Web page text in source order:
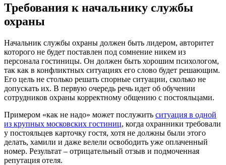
Требования к начальнику службы
охраны
Начальник службы охраны должен быть лидером, авторитет
которого не будет поставлен под сомнение никем из
персонала гостиницы. Он должен быть хорошим психологом,
так как в конфликтных ситуациях его слово будет решающим.
Его цель не столько решать спорные ситуации, сколько не
допускать их. В первую очередь речь идет об обучении
сотрудников охраны корректному общению с постояльцами.
Примером «как не надо» может послужить ситуация в одной
из крупных московских гостиниц, когда охранники требовали
у постояльцев карточку гостя, хотя не должны были этого
делать, хамили и даже велели освободить уже оплаченный
номер. Результат – отрицательный отзыв и подмоченная
репутация отеля.